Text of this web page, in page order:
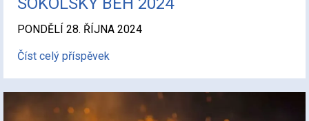
PONDĚLÍ 28. ŘÍJNA 2024
Číst celý příspěvek